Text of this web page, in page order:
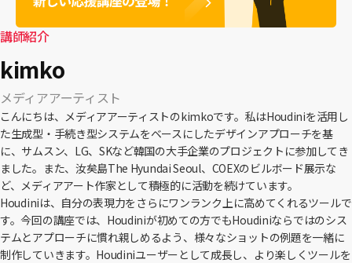
講師紹介
kimko
メディアアーティスト
こんにちは、メディアアーティストのkimkoです。私はHoudiniを活用し
た生成型・手続き型システムをベースにしたデザインアプローチを基
に、サムスン、LG、SKなど韓国の大手企業のプロジェクトに参加してき
ました。また、汝矣島The Hyundai Seoul、COEXのビルボード展示な
ど、メディアアート作家として積極的に活動を続けています。
Houdiniは、自分の表現力をさらにワンランク上に高めてくれるツールで
す。今回の講座では、Houdiniが初めての方でもHoudiniならではのシス
テムとアプローチに慣れ親しめるよう、様々なショットの例題を一緒に
制作していきます。Houdiniユーザーとして成長し、より楽しくツールを